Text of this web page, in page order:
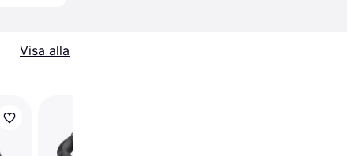
Visa alla